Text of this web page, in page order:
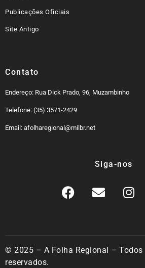
Publicações Oficiais
Site Antigo
Contato
Endereço: Rua Dick Prado, 96, Muzambinho
Telefone: (35) 3571-2429
Email: afolharegional@milbr.net
Siga-nos
© 2025 – A Folha Regional – Todos
reservados.